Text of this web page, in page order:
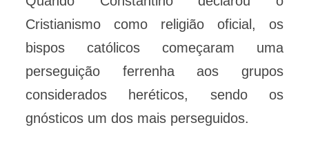
Cristianismo como religião oficial, os
bispos católicos começaram uma
perseguição ferrenha aos grupos
considerados heréticos, sendo os
gnósticos um dos mais perseguidos.